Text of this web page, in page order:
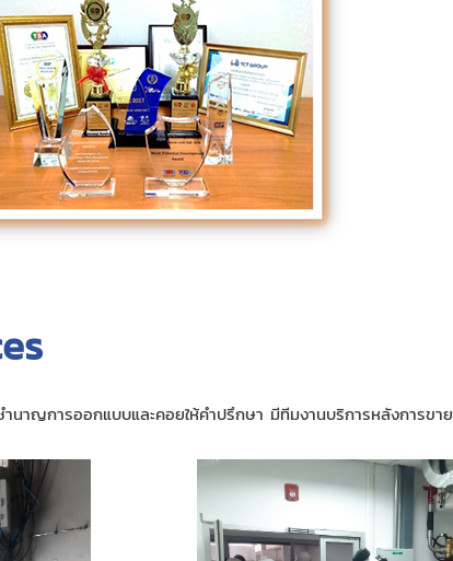
าญการออกแบบและคอยให้คำปรึกษา มีทีมงานบริการหลังการขาย